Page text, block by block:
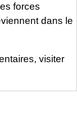
forces
dans le
visiter